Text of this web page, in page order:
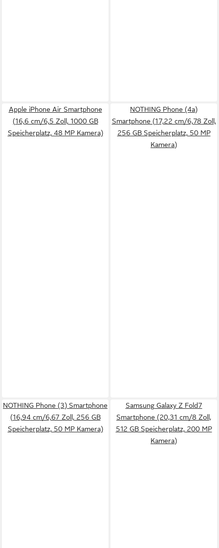
Apple iPhone Air Smartphone
(16,6 cm/6,5 Zoll, 1000 GB
Speicherplatz, 48 MP Kamera)
NOTHING Phone (4a)
Smartphone (17,22 cm/6,78 Zoll,
256 GB Speicherplatz, 50 MP
Kamera)
NOTHING Phone (3) Smartphone
(16,94 cm/6,67 Zoll, 256 GB
Speicherplatz, 50 MP Kamera)
Samsung Galaxy Z Fold7
Smartphone (20,31 cm/8 Zoll,
512 GB Speicherplatz, 200 MP
Kamera)